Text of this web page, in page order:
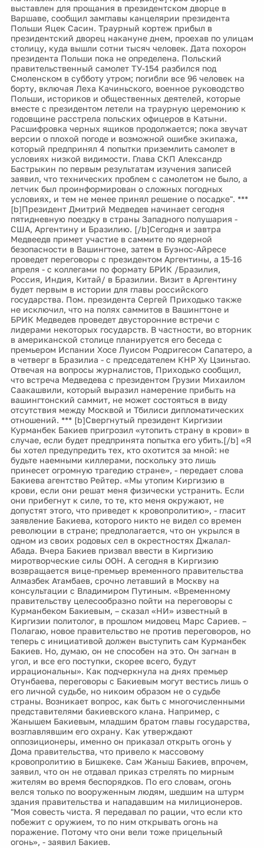
выставлен для прощания в президентском дворце в
Варшаве, сообщил замглавы канцелярии президента
Польши Яцек Сасин. Траурный кортеж прибыл в
президентский дворец накануне днем, проехав по улицам
столицу, куда вышли сотни тысяч человек. Дата похорон
президента Польши пока не определена. Польский
правительственный самолет ТУ-154 разбился под
Смоленском в субботу утром; погибли все 96 человек на
борту, включая Леха Качиньского, военное руководство
Польши, историков и общественных деятелей, которые
вместе с президентом летели на траурную церемонию к
годовщине расстрела польских офицеров в Катыни.
Расшифровка черных ящиков продолжается; пока звучат
версии о плохой погоде и возможной ошибке экипажа,
который предпринял 4 попытки приземлить самолет в
условиях низкой видимости. Глава СКП Александр
Бастрыкин по первым результатам изучения записей
заявил, что технических проблем с самолетом не было, а
летчик был проинформирован о сложных погодных
условиях, и тем не менее принял решение о посадке". ***
[b]Президент Дмитрий Медведев начинает сегодня
пятидневную поездку в страны Западного полушария -
США, Аргентину и Бразилию. [/b]Сегодня и завтра
Медвеедв примет участие в саммите по ядерной
безопасности в Вашингтоне, затем в Буэнос-Айресе
проведет переговоры с президентом Аргентины, а 15-16
апреля - с коллегами по формату БРИК /Бразилия,
Россия, Индия, Китай/ в Бразилии. Визит в Аргентину
будет первым в истории для главы российского
государства. Пом. президента Сергей Приходько также
не исключил, что на полях саммитов в Вашингтоне и
БРИК Медведев проведет двусторонние встречи с
лидерами некоторых государств. В частности, во вторник
в американской столице планируется его беседа с
премьером Испании Хосе Луисом Родригесом Сапатеро, а
в четверг в Бразилиа - с председателем КНР Ху Цзиньтао.
Отвечая на вопросы журналистов, Приходько сообщил,
что встреча Медведева с президентом Грузии Михаилом
Саакашвили, который выразил намерение прибыть на
вашингтонский саммит, не может состояться в виду
отсутствия между Москвой и Тбилиси дипломатических
отношений. *** [b]Свергнутый президент Киргизии
Курманбек Бакиев пригрозил «утопить страну в крови» в
случае, если будет предпринята попытка его убить.[/b] «Я
бы хотел предупредить тех, кто охотится за мной: не
будьте наемными киллерами, поскольку это лишь
принесет огромную трагедию стране», - передает слова
Бакиева агентство Рейтер. «Мы утопим Киргизию в
крови, если они решат меня физически устранить. Если
они прибегнут к силе, то те, кто меня окружают, не
допустят этого, что приведет к кровопролитию», - гласит
заявление Бакиева, которого никто не видел со времен
революции в стране; предполагается, что он укрылся в
одном из своих родовых сел в окрестностях Джалал-
Абада. Вчера Бакиев призвал ввести в Киргизию
миротворческие силы ООН. А сегодня в Киргизию
возвращается вице-премьер временного правительства
Алмазбек Атамбаев, срочно летавший в Москву на
консультации с Владимиром Путиным. «Временному
правительству целесообразно пойти на переговоры с
Курманбеком Бакиевым, – сказал «НИ» известный в
Киргизии политолог, в прошлом мидовец Марс Сариев. –
Полагаю, новое правительство не против переговоров, но
теперь с инициативой должен выступить сам Курманбек
Бакиев. Но, думаю, он не способен на это. Он загнан в
угол, и все его поступки, скорее всего, будут
иррациональны». Как подчеркнула на днях премьер
Отунбаева, переговоры с Бакиевым могут вестись лишь о
его личной судьбе, но никоим образом не о судьбе
страны. Возникает вопрос, как быть с многочисленными
представителями бакиевского клана. Например, с
Жанышем Бакиевым, младшим братом главы государства,
возглавлявшим его охрану. Как утверждают
оппозиционеры, именно он приказал открыть огонь у
Дома правительства, что привело к массовому
кровопролитию в Бишкеке. Сам Жаныш Бакиев, впрочем,
заявил, что он не отдавал приказ стрелять по мирным
жителям во время беспорядков. По его словам, огонь
велся только по вооруженным людям, шедшим на штурм
здания правительства и нападавшим на милиционеров.
"Моя совесть чиста. Я передавал по рации, что если кто
побежит с оружием, то по ним открывать огонь на
поражение. Потому что они вели тоже прицельный
огонь», - заявил Бакиев.